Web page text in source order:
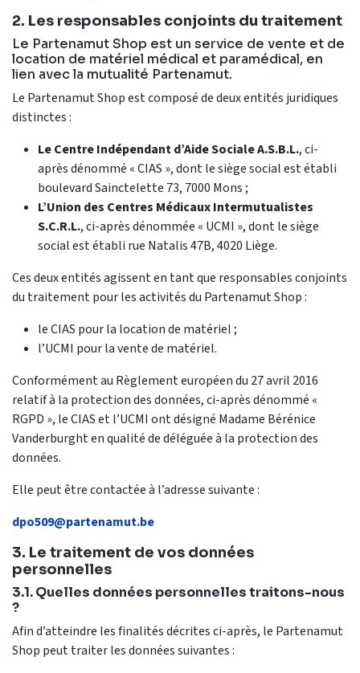
2. Les responsables conjoints du traitement
Le Partenamut Shop est un service de vente et de
location de matériel médical et paramédical, en
lien avec la mutualité Partenamut.
Le Partenamut Shop est composé de deux entités juridiques
distinctes :
Le Centre Indépendant d’Aide Sociale A.S.B.L., ci-
après dénommé « CIAS », dont le siège social est établi
boulevard Sainctelette 73, 7000 Mons ;
L’Union des Centres Médicaux Intermutualistes
S.C.R.L., ci-après dénommée « UCMI », dont le siège
social est établi rue Natalis 47B, 4020 Liège.
Ces deux entités agissent en tant que responsables conjoints
du traitement pour les activités du Partenamut Shop :
le CIAS pour la location de matériel ;
l’UCMI pour la vente de matériel.
Conformément au Règlement européen du 27 avril 2016
relatif à la protection des données, ci-après dénommé «
RGPD », le CIAS et l’UCMI ont désigné Madame Bérénice
Vanderburght en qualité de déléguée à la protection des
données.
Elle peut être contactée à l’adresse suivante :
dpo509@partenamut.be
3. Le traitement de vos données
personnelles
3.1. Quelles données personnelles traitons-nous
?
Afin d’atteindre les finalités décrites ci-après, le Partenamut
Shop peut traiter les données suivantes :